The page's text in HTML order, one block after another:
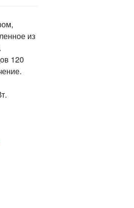
из
120